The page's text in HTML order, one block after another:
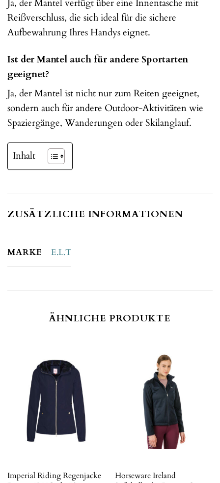
Ja, der Mantel verfügt über eine Innentasche mit
Reißverschluss, die sich ideal für die sichere
Aufbewahrung Ihres Handys eignet.
Ist der Mantel auch für andere Sportarten
geeignet?
Ja, der Mantel ist nicht nur zum Reiten geeignet,
sondern auch für andere Outdoor-Aktivitäten wie
Spaziergänge, Wanderungen oder Skilanglauf.
Inhalt
ZUSÄTZLICHE INFORMATIONEN
MARKE E.L.T
ÄHNLICHE PRODUKTE
Imperial Riding Regenjacke
Horseware Ireland